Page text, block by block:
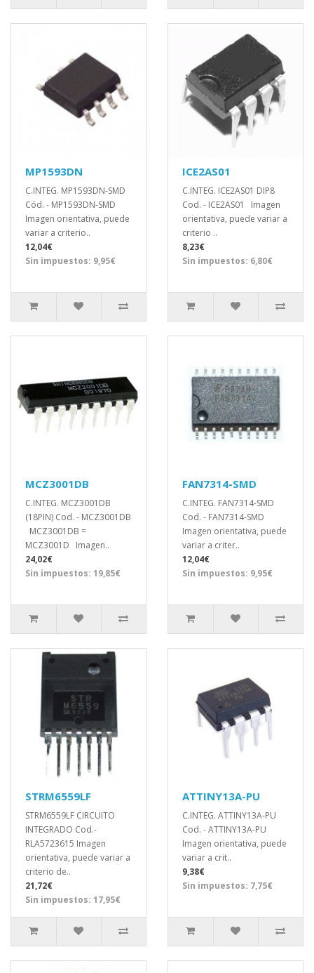
MP1593DN
C.INTEG. MP1593DN-SMD
Cód. - MP1593DN-SMD
Imagen orientativa, puede
variar a criterio..
12,04€
Sin impuestos: 9,95€
ICE2AS01
C.INTEG. ICE2AS01 DIP8
Cod. - ICE2AS01 Imagen
orientativa, puede variar a
criterio ..
8,23€
Sin impuestos: 6,80€
MCZ3001DB
C.INTEG. MCZ3001DB
(18PIN) Cod. - MCZ3001DB
MCZ3001DB =
MCZ3001D Imagen..
24,02€
Sin impuestos: 19,85€
FAN7314-SMD
C.INTEG. FAN7314-SMD
Cod. - FAN7314-SMD
Imagen orientativa, puede
variar a criter..
12,04€
Sin impuestos: 9,95€
STRM6559LF
STRM6559LF CIRCUITO
INTEGRADO Cod.-
RLA5723615 Imagen
orientativa, puede variar a
criterio de..
21,72€
Sin impuestos: 17,95€
ATTINY13A-PU
C.INTEG. ATTINY13A-PU
Cod. - ATTINY13A-PU
Imagen orientativa, puede
variar a crit..
9,38€
Sin impuestos: 7,75€